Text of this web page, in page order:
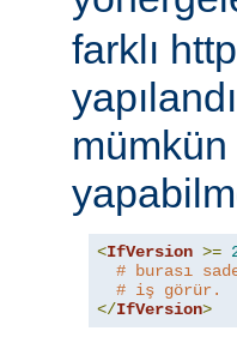
farklı
<IfVersion >=
# burası
# iş görür.
</IfVersion>